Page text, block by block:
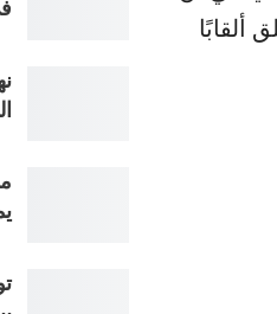
ألقابًا